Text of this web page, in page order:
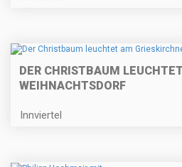
DER CHRISTBAUM
WEIHNACHTSDORF
Innviertel